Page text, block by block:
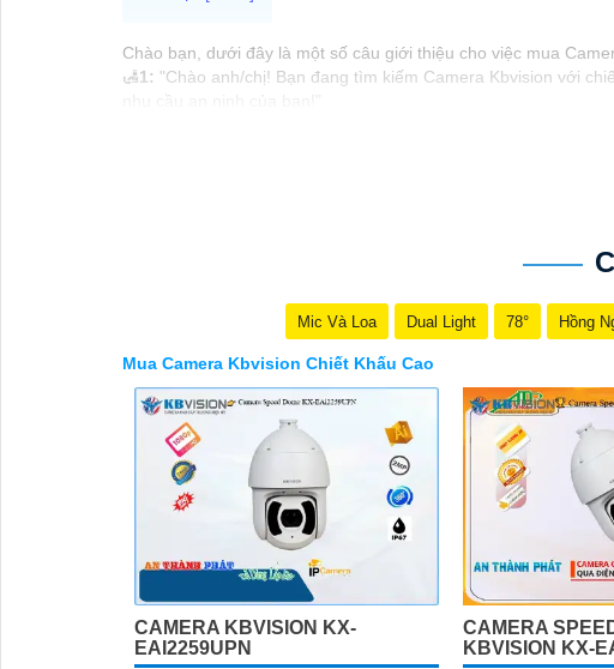
Chào bạn, dưới đây là một số câu giới thiệu cho việc mua
🛃1: "Chào anh/chị! Bạn đang tìm kiếm Camera Kbvision với
"Chúng tôi cam kết cung cấp Camera Kbvision chính
Mic Và Loa Dual Light 78° Hồng
Mua Camera Kbvision Chiết Khấu Cao
CAMERA KBVISION KX-
EAI2259UPN
CAMERA
KBVISION KX-